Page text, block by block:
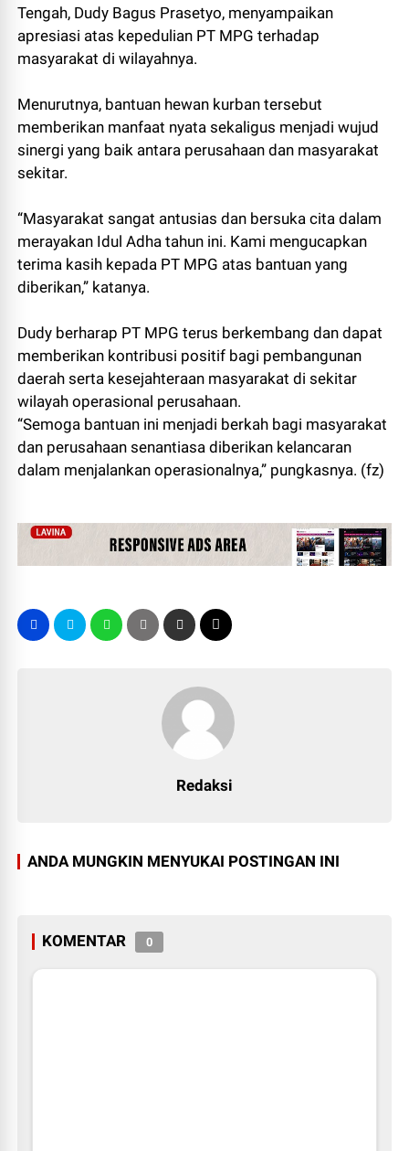
Tengah, Dudy Bagus Prasetyo, menyampaikan
apresiasi atas kepedulian PT MPG terhadap
masyarakat di wilayahnya.
Menurutnya, bantuan hewan kurban tersebut
memberikan manfaat nyata sekaligus menjadi wujud
sinergi yang baik antara perusahaan dan masyarakat
sekitar.
“Masyarakat sangat antusias dan bersuka cita dalam
merayakan Idul Adha tahun ini. Kami mengucapkan
terima kasih kepada PT MPG atas bantuan yang
diberikan,” katanya.
Dudy berharap PT MPG terus berkembang dan dapat
memberikan kontribusi positif bagi pembangunan
daerah serta kesejahteraan masyarakat di sekitar
wilayah operasional perusahaan.
“Semoga bantuan ini menjadi berkah bagi masyarakat
dan perusahaan senantiasa diberikan kelancaran
dalam menjalankan operasionalnya,” pungkasnya. (fz)
Redaksi
ANDA MUNGKIN MENYUKAI POSTINGAN INI
KOMENTAR 0